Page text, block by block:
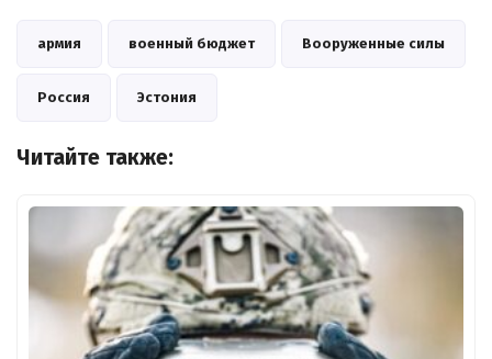
армия военный бюджет Вооруженные силы
Россия Эстония
Читайте также: